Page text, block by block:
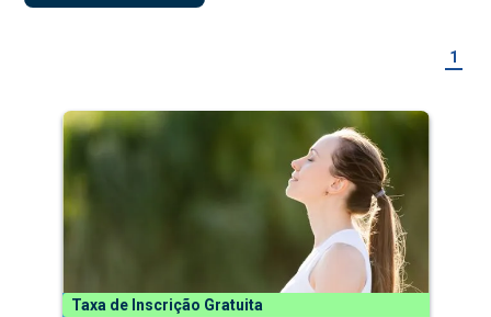
1
Taxa de Inscrição Gratuita